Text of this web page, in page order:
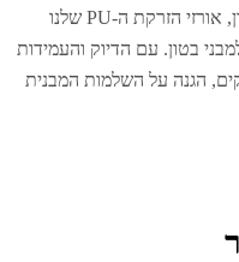
עוצבו במיוחד עבור תעשיית איטום הבטון, אורזי הזרקת ה-PU שלנו
בטון. עם הדיוק והעמידות
על השלמות המבנית